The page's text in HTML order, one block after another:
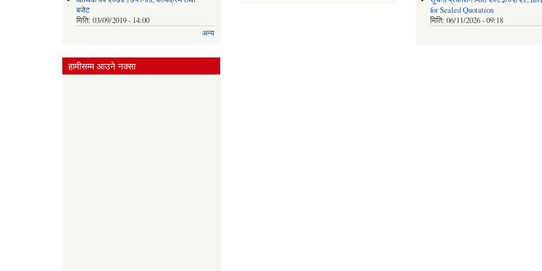
बजेट
मिति: 03/09/2019 - 14:00
अन्य
for Sealed Quotation
मिति: 06/11/2026 - 09:18
हामीसम्म आउने नक्सा